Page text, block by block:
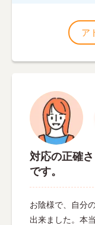
ア
対応の正確
です。
お陰様で、自分
出来ました。本